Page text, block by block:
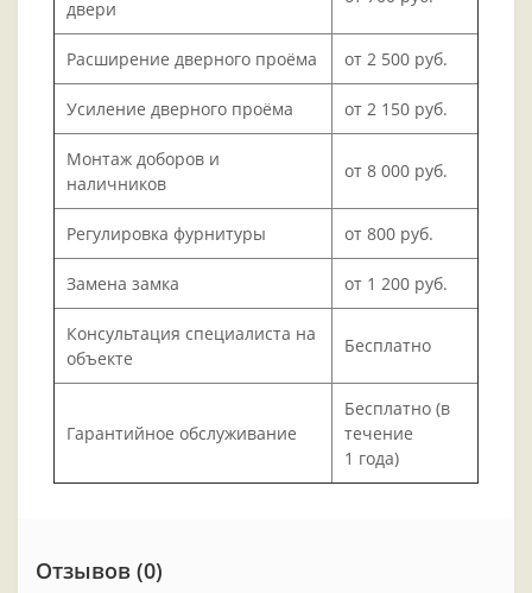
двери
Расширение дверного проёма от 2 500 руб.
Усиление дверного проёма от 2 150 руб.
Монтаж доборов и
наличников
от 8 000 руб.
Регулировка фурнитуры от 800 руб.
Замена замка от 1 200 руб.
Консультация специалиста на
объекте
Бесплатно
Гарантийное обслуживание
Бесплатно (в
течение
1 года)
Отзывов (0)